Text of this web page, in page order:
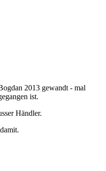
2013 gewandt - mal
ist.
Händler.